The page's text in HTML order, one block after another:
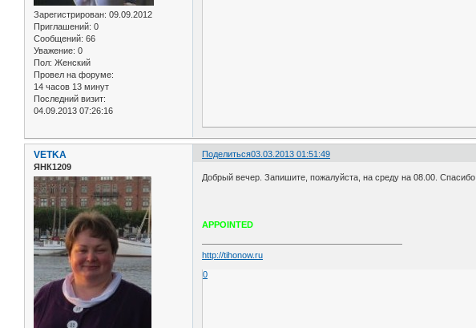
Зарегистрирован: 09.09.2012
Приглашений: 0
Сообщений: 66
Уважение: 0
Пол: Женский
Провел на форуме:
14 часов 13 минут
Последний визит:
04.09.2013 07:26:16
Поделиться03.03.2013 01:51:49
VETKA
ЯНК1209
Добрый вечер. Запишите, пожалуйста, на среду на 08.00. Спасибо.
APPOINTED
http://tihonow.ru
0